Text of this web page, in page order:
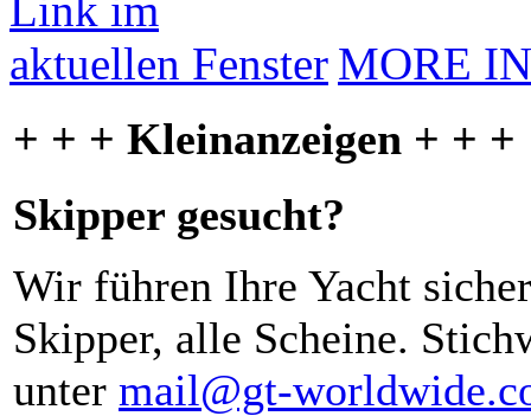
MORE
+ + + Kleinanzeigen + + +
Skipper gesucht?
Wir führen Ihre Yacht
Skipper, alle Scheine.
unter mail@gt-